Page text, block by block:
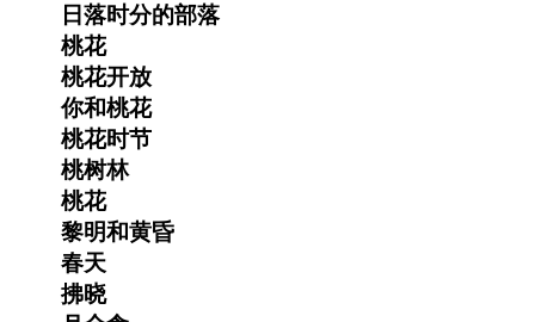
日落时分的部落
桃花
桃花开放
你和桃花
桃花时节
桃树林
桃花
黎明和黄昏
春天
拂晓